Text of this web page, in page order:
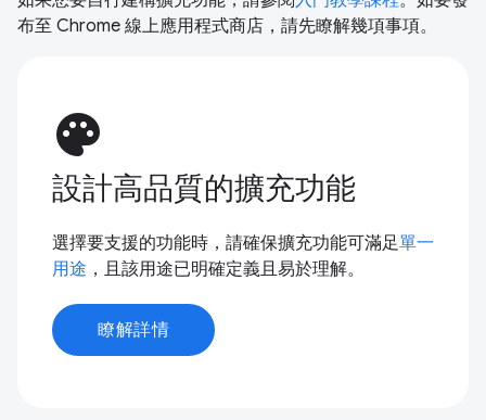
布至 Chrome 線上應用程式商店，請先瞭解幾項事項。
palette
設計高品質的擴充功能
選擇要支援的功能時，請確保擴充功能可滿足單一
用途 ，且該用途已明確定義且易於理解。
瞭解詳情